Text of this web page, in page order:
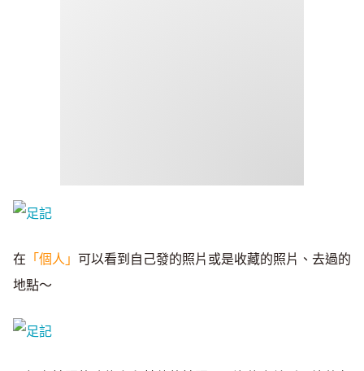
在 「個人」 可以看到自己發的照片或是收藏的照片、去過的
地點～